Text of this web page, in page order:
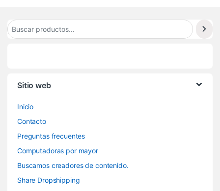
Sitio web
Inicio
Contacto
Preguntas frecuentes
Computadoras por mayor
Buscamos creadores de contenido.
Share Dropshipping